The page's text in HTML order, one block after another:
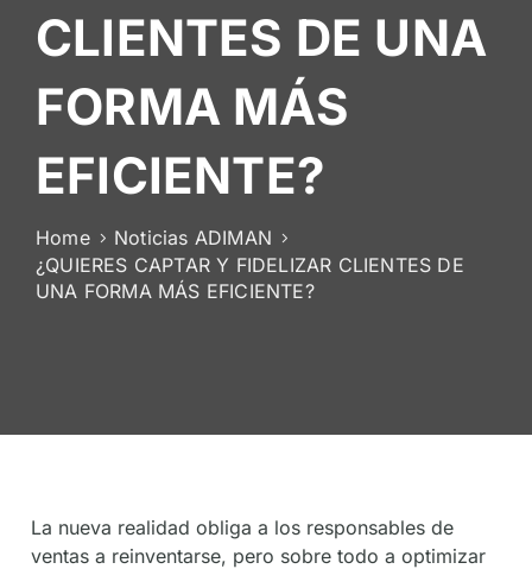
Noticias
Contacto
Area
Socios
CLIENTES DE UNA
FORMA MÁS
EFICIENTE?
Home
Noticias ADIMAN
¿QUIERES CAPTAR Y FIDELIZAR CLIENTES DE
UNA FORMA MÁS EFICIENTE?
La nueva realidad obliga a los responsables de
ventas a reinventarse, pero sobre todo a optimizar